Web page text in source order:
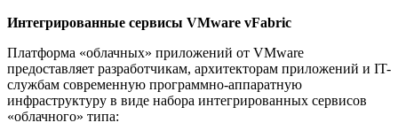
Интегрированные сервисы VMware vFabric
Платформа «облачных» приложений от VMware
предоставляет разработчикам, архитекторам приложений и IT-
службам современную программно-аппаратную
инфраструктуру в виде набора интегрированных сервисов
«облачного» типа: